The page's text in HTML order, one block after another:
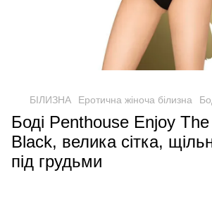
БІЛИЗНА Еротична жіноча білизна
Боді Penthouse Enjoy
Black, велика сітка,
під грудьми